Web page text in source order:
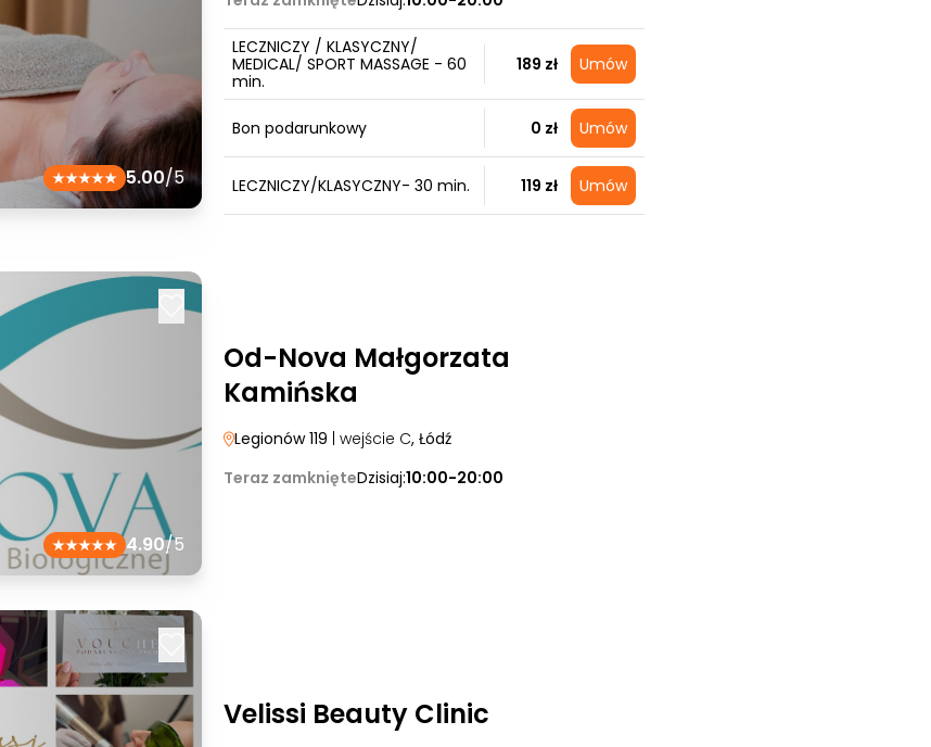
5.00/5
LECZNICZY / KLASYCZNY/
MEDICAL/ SPORT MASSAGE - 60
min.
189 zł Umów
Bon podarunkowy 0 zł Umów
LECZNICZY/KLASYCZNY- 30 min. 119 zł Umów
4.90/5
Od-Nova Małgorzata
Kamińska
Legionów 119 | wejście C, Łódź
Teraz zamknięteDzisiaj:10:00-20:00
Velissi Beauty Clinic